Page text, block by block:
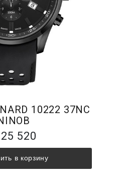
10222 37NC
25 520
в корзину